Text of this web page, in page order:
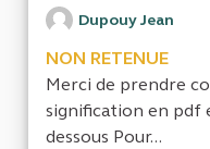
Dupouy Jean
NON RETENUE
Merci de prendre
signification en pdf
dessous Pour...